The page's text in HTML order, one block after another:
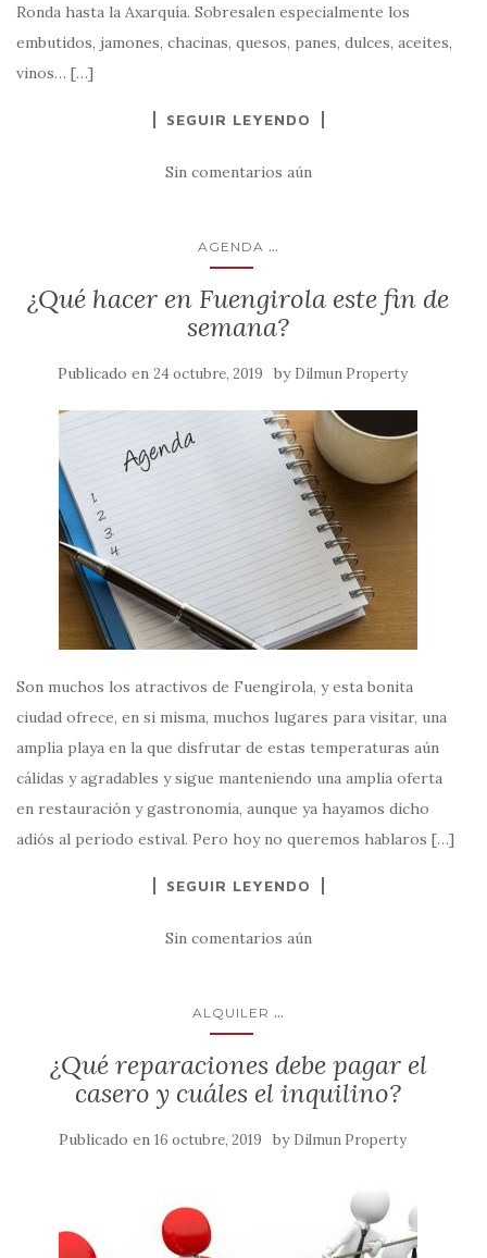
Ronda hasta la Axarquía. Sobresalen especialmente los
embutidos, jamones, chacinas, quesos, panes, dulces, aceites,
vinos… […]
SEGUIR LEYENDO
Sin comentarios aún
AGENDA ...
¿Qué hacer en Fuengirola este fin de
semana?
Publicado en 24 octubre, 2019 by Dilmun Property
Son muchos los atractivos de Fuengirola, y esta bonita
ciudad ofrece, en si misma, muchos lugares para visitar, una
amplia playa en la que disfrutar de estas temperaturas aún
cálidas y agradables y sigue manteniendo una amplia oferta
en restauración y gastronomía, aunque ya hayamos dicho
adiós al periodo estival. Pero hoy no queremos hablaros […]
SEGUIR LEYENDO
Sin comentarios aún
ALQUILER ...
¿Qué reparaciones debe pagar el
casero y cuáles el inquilino?
Publicado en 16 octubre, 2019 by Dilmun Property